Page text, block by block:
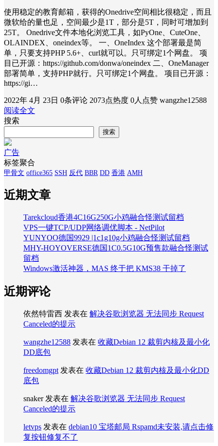
使用稳定的教育邮箱，获得的Onedrive空间相比很稳定，而且
微软给的量也足，空间最少是1T，部分是5T，同时可增加到
25T。 Onedrive文件本地化浏览工具，如PyOne、CuteOne、
OLAINDEX、oneindex等。 一、OneIndex 这个部署最是简
单，只要支持PHP 5.6+、curl就可以。只可绑定1个网盘。 项
目已开源：https://github.com/donwa/oneindex 二、OneManager
部署简单，支持PHP就行。只可绑定1个网盘。 项目已开源：
https://gi…
2022年 4月 23日 0条评论 2073点热度 0人点赞 wangzhe12588
阅读全文
搜索
搜索
广告
标签聚合
甲骨文 office365 SSH 反代 BBR DD 香港 AMH
近期文章
Tarekcloud香港4C16G250G小鸡融合怪测试留档
VPS一键TCP/UDP网络调优脚本 - NetPilot
YUNYOO德国9929 |1c1g10g小鸡融合怪测试留档
MHY-HOYOVERSE德国1C0.5G10G预售款融合怪测试
留档
Windows激活神器，MAS 终于把 KMS38 干掉了
近期评论
依然特雷西 发表在 解决谷歌浏览器 无法同步 Request
Canceled的提示
wangzhe12588 发表在 收藏Debian 12 裁剪内核及最小化
DD底包
freedomgpt 发表在 收藏Debian 12 裁剪内核及最小化DD
底包
snaker发表在 解决谷歌浏览器 无法同步 Request
Canceled的提示
letvps 发表在 debian10 宝塔邮局 Rspamd未安装,请点击修
复按钮修复不了